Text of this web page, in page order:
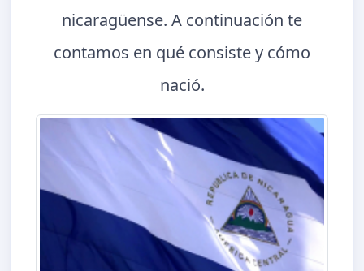
nicaragüense. A continuación te
contamos en qué consiste y cómo
nació.